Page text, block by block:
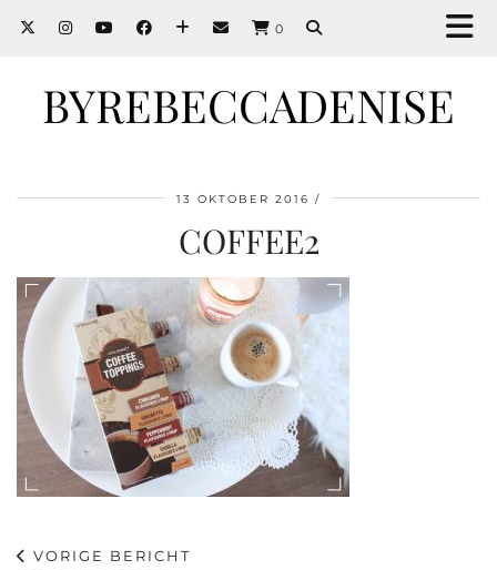
0
BYREBECCADENISE
13 OKTOBER 2016
COFFEE2
VORIGE BERICHT